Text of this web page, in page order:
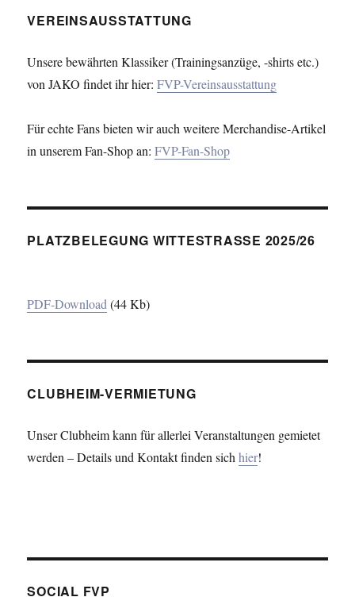
VEREINSAUSSTATTUNG
Unsere bewährten Klassiker (Trainingsanzüge, -shirts etc.)
von JAKO findet ihr hier:FVP-Vereinsausstattung
Für echte Fans bieten wir auch weitere Merchandise-Artikel
in unserem Fan-Shop an:FVP-Fan-Shop
PLATZBELEGUNG WITTESTRASSE 2025/26
PDF-Download(44 Kb)
CLUBHEIM-VERMIETUNG
Unser Clubheim kann für allerlei Veranstaltungen gemietet
werden – Details und Kontakt finden sichhier!
SOCIAL FVP